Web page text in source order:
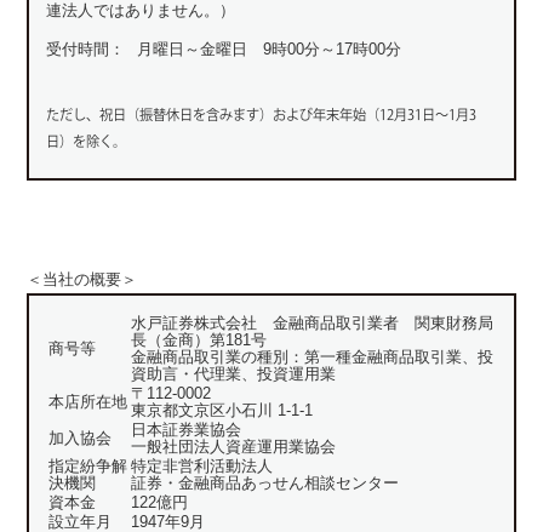
連法人ではありません。）
受付時間： 月曜日～金曜日 9時00分～17時00分
ただし、祝日（振替休日を含みます）および年末年始（12月31日～1月3
日）を除く。
＜当社の概要＞
商号等
水戸証券株式会社 金融商品取引業者 関東財務局
長（金商）第181号
金融商品取引業の種別：第一種金融商品取引業、投
資助言・代理業、投資運用業
本店所在地 〒112-0002
東京都文京区小石川 1-1-1
加入協会
日本証券業協会
一般社団法人資産運用業協会
指定紛争解
決機関
特定非営利活動法人
証券・金融商品あっせん相談センター
資本金
122億円
設立年月
1947年9月